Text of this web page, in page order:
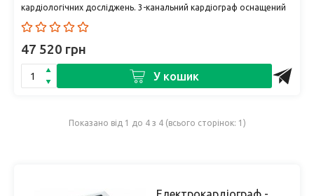
кардіологічних досліджень. 3-канальний кардіограф оснащений
сенсорним к..
47 520 грн
У кошик
Показано від 1 до 4 з 4 (всього сторінок: 1)